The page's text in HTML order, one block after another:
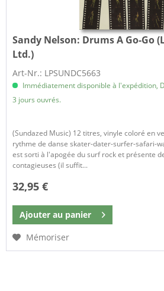
Sandy Nelson: Drums A Go-Go
Ltd.)
Art-Nr.: LPSUNDC5663
Immédiatement disponible à l'expédition,
3 jours ouvrés.
(Sundazed Music) 12 titres, vinyle coloré en
rythme de danse skater-dater-surfer-safari-
est sorti à l'apogée du surf rock et présente
contagieuses (il suffit...
32,95 €
Ajouter au panier
Mémoriser